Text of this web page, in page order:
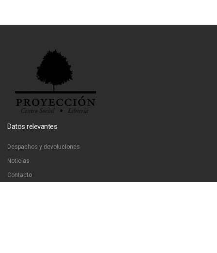
Datos relevantes
Despachos y devoluciones
Noticias
Contacto